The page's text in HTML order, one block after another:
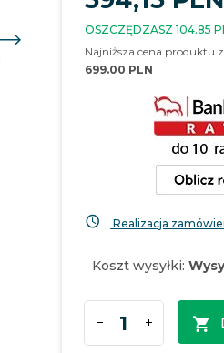
OSZCZĘDZASZ 104.85
Najniższa cena produktu
699.00 PLN
Realizacja
Koszt wysyłki: